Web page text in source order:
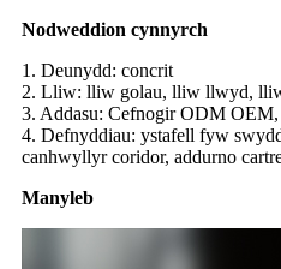
Nodweddion cynnyrch
1. Deunydd: concrit
2. Lliw: lliw golau, lliw llwyd,
3. Addasu: Cefnogir ODM
4. Defnyddiau: ystafell fyw
canhwyllyr coridor, addurno
Manyleb